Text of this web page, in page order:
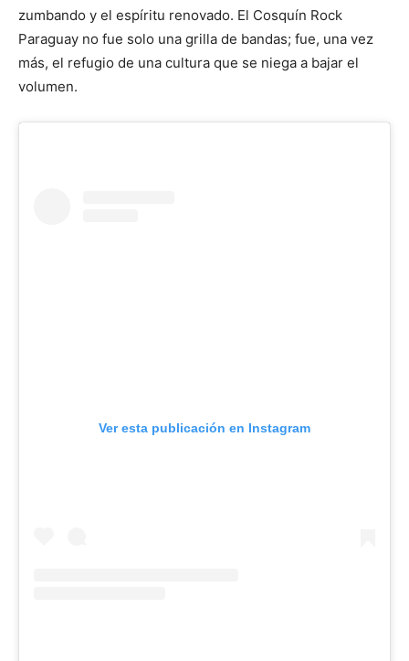
zumbando y el espíritu renovado. El Cosquín Rock
Paraguay no fue solo una grilla de bandas; fue, una vez
más, el refugio de una cultura que se niega a bajar el
volumen.
Ver esta publicación en Instagram